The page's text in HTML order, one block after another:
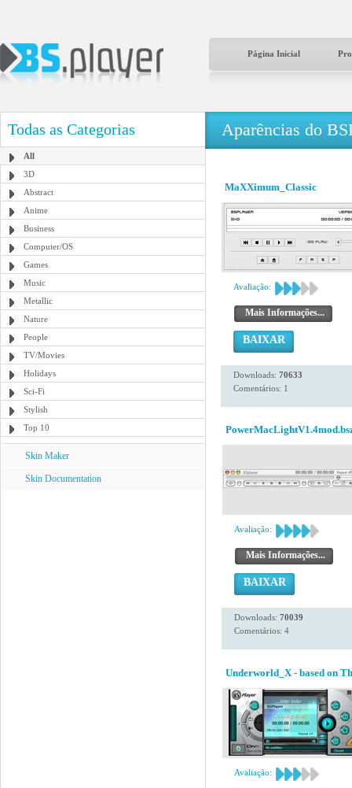
Página Inicial
Todas as Categorias
All
3D
Abstract
Anime
Business
Computer/OS
Games
Music
Metallic
Nature
People
TV/Movies
Holidays
Sci-Fi
Stylish
Top 10
Skin Maker
Skin Documentation
Aparências do
MaXXimum_Classic
Avaliação:
Mais Informações...
BAIXAR
Downloads: 70633
Comentários: 1
Avaliação:
Mais Informações...
BAIXAR
Downloads: 70039
Comentários: 4
Underworld_X - based on
Avaliação: